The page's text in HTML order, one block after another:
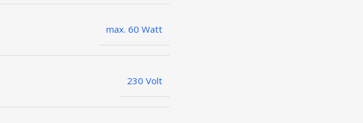
max. 60 Watt
230 Volt